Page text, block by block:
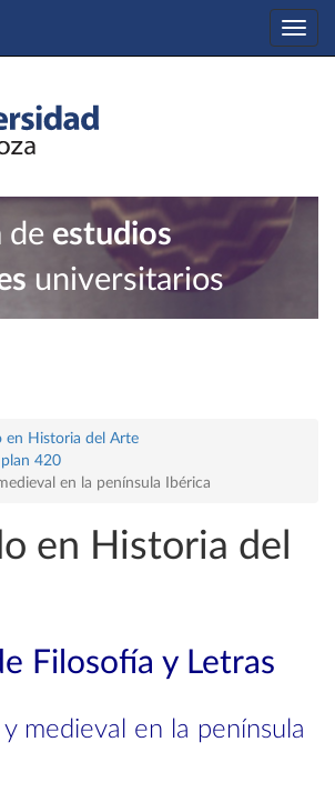
de estudios
universitarios
en Historia del Arte
420
en la península Ibérica
en Historia del
Filosofía y Letras
medieval en la península